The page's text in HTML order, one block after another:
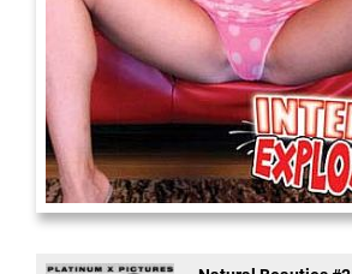
Internal Explosionen